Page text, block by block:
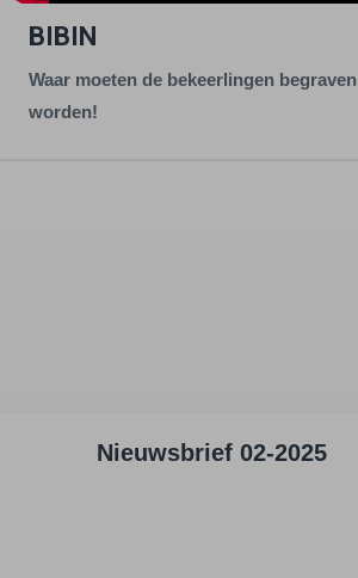
BIBIN
Waar moeten de bekeerlingen begraven
worden!
Nieuwsbrief 02-2025